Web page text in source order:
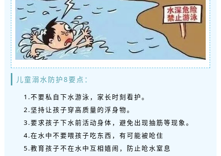
儿童溺水防护8要点：
1.不要私自下水游泳，家长时刻看护。
2.坚持让孩子穿高质量的浮身物。
3.要求孩子下水前活动身体，避免出现抽筋等现象。
4.在水中不要喂孩子吃东西，有可能被呛住
5.教育孩子不在水中互相嬉闹，防止呛水窒息